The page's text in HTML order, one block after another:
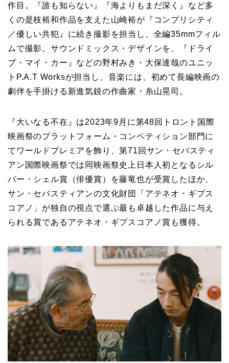
作目。『誰も知らない』『海よりもまだ深く』など多
くの是枝裕和作品を支えた山崎裕が『コンプリシティ
／優しい共犯』に続き撮影を担当し、全編35mmフィル
ムで撮影。サウンドミックス・デザインを、『ドライ
ブ・マイ・カー』などの野村みき・大保達哉のユニッ
トP.A.T Worksが担当し、音楽には、初めて長編映画の
劇伴を手掛ける新進気鋭の作曲家・糸山晃司。
『大いなる不在』は2023年9月に第48回トロント国際
映画祭のプラットフォーム・コンペティション部門に
てワールドプレミアを飾り、第71回サン・セバスティ
アン国際映画祭では同映画祭史上日本人初となるシル
バー・シェル賞（俳優賞）を藤竜也が受賞したほか、
サン・セバスティアンの文化財団「アテネオ・ギプス
コアノ」が独自の視点で選ぶ最も卓越した作品に与え
られる賞であるアテネオ・ギプスコアノ賞も獲得。